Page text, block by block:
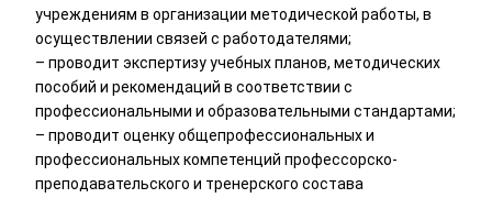
учреждениям в организации методической работы, в
осуществлении связей с работодателями;
– проводит экспертизу учебных планов, методических
пособий и рекомендаций в соответствии с
профессиональными и образовательными стандартами;
– проводит оценку общепрофессиональных и
профессиональных компетенций профессорско-
преподавательского и тренерского состава